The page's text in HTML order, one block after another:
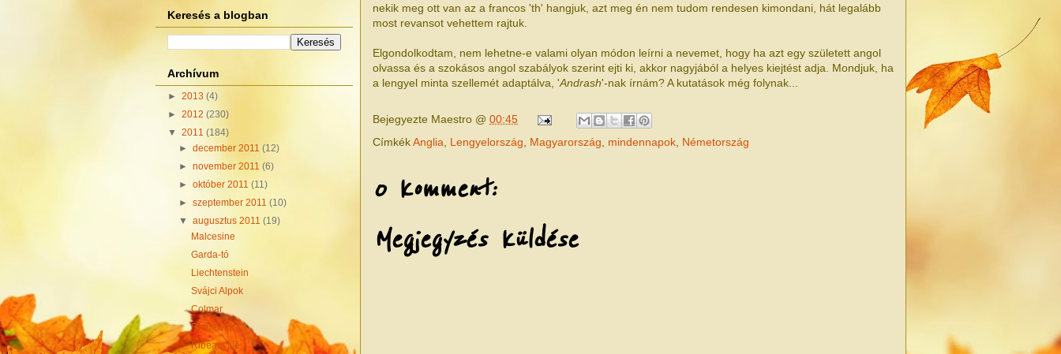
nekik meg ott van az a francos 'th' hangjuk, azt meg én nem tudom rendesen kimondani, hát legalább
most revansot vehettem rajtuk.
Elgondolkodtam, nem lehetne-e valami olyan módon leírni a nevemet, hogy ha azt egy született angol
olvassa és a szokásos angol szabályok szerint ejti ki, akkor nagyjából a helyes kiejtést adja. Mondjuk, ha
a lengyel minta szellemét adaptálva, 'Andrash'-nak írnám? A kutatások még folynak...
Bejegyezte Maestro @ 00:45
CímkékAnglia Lengyelország Magyarország mindennapok Németország
0 komment:
Megjegyzés küldése
Keresés a blogban
Archívum
► 2013 (4)
► 2012 (230)
▼ 2011 (184)
►december 2011(12)
►november 2011(6)
►október 2011(11)
►szeptember 2011(10)
▼augusztus 2011(19)
Malcesine
Garda-tó
Liechtenstein
Svájci Alpok
Colmar
Riquewihr
Ribeauvillé